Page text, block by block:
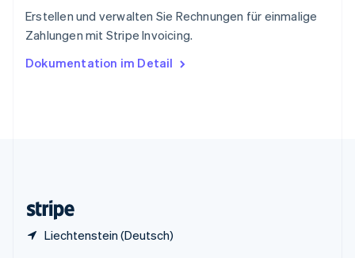
Erstellen und verwalten Sie Rechnungen für einmalige
Zahlungen mit Stripe Invoicing.
Dokumentation im Detail
Liechtenstein (Deutsch)
Tschechische Republik
English
English